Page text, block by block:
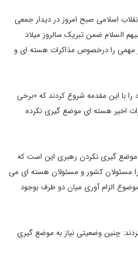
اسلامی صبح امروز در دیدار جمعی
السلام ضمن تبریک سالروز میلاد
را درخصوص مذاکرات هسته ای و
با این مقدمه شروع کردند که «برخی
اخیر هسته ای موضع گیری نکرده
موضع گیری نکردن رهبری این است که
مسئولان کشور و مسئولان هسته ای می
الزام آوری میان دو طرف بوجود
چنین وضعیتی نیاز به موضع گیری